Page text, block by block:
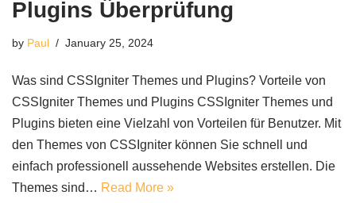
Plugins Überprüfung
by Paul January 25, 2024
Was sind CSSIgniter Themes und Plugins? Vorteile von
CSSIgniter Themes und Plugins CSSIgniter Themes und
Plugins bieten eine Vielzahl von Vorteilen für Benutzer. Mit
den Themes von CSSIgniter können Sie schnell und
einfach professionell aussehende Websites erstellen. Die
Themes sind… Read More »